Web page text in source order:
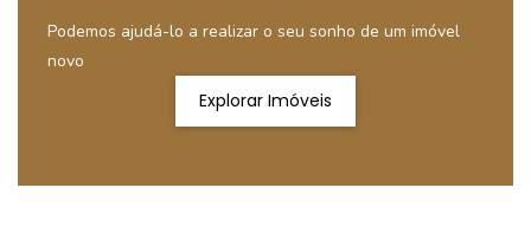
Podemos ajudá-lo a realizar o seu sonho de um imóvel
novo
Explorar Imóveis